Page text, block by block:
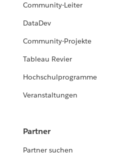
Community-Leiter
DataDev
Community-Projekte
Tableau Revier
Hochschulprogramme
Veranstaltungen
Partner
Partner suchen